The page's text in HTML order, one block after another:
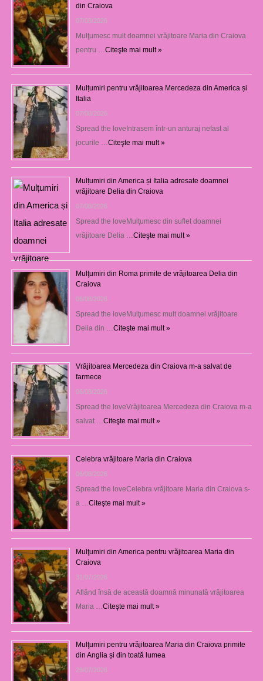
din Craiova
07/08/2026
Mulţumesc mult doamnei vrăjitoare Maria din Craiova
pentru …Citeşte mai mult »
Mulțumiri pentru vrăjitoarea Mercedeza din America și
Italia
07/08/2026
Spread the loveIntrasem într-un anturaj nefast al
jocurile …Citeşte mai mult »
Mulțumiri din America și Italia adresate doamnei
vrăjitoare Delia din Craiova
07/08/2026
Spread the loveMulţumesc din suflet doamnei
vrăjitoare Delia …Citeşte mai mult »
Mulţumiri din Roma primite de vrăjitoarea Delia din
Craiova
06/08/2026
Spread the loveMulţumesc mult doamnei vrăjitoare
Delia din …Citeşte mai mult »
Vrăjitoarea Mercedeza din Craiova m-a salvat de
farmece
06/08/2026
Spread the loveVrăjitoarea Mercedeza din Craiova m-a
salvat …Citeşte mai mult »
Celebra vrăjitoare Maria din Craiova
06/08/2026
Spread the loveCelebra vrăjitoare Maria din Craiova s-
a …Citeşte mai mult »
Mulţumiri din America pentru vrăjitoarea Maria din
Craiova
31/07/2026
Aflând însă de această doamnă minunată vrăjitoarea
Maria …Citeşte mai mult »
Mulţumiri pentru vrăjitoarea Maria din Craiova primite
din Anglia și din toată lumea
29/07/2026